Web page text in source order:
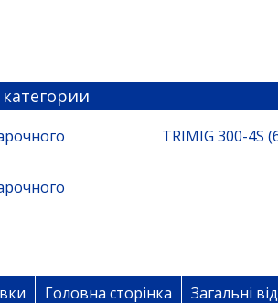
TRIMIG 300-4S
Головна сторінка Загальні